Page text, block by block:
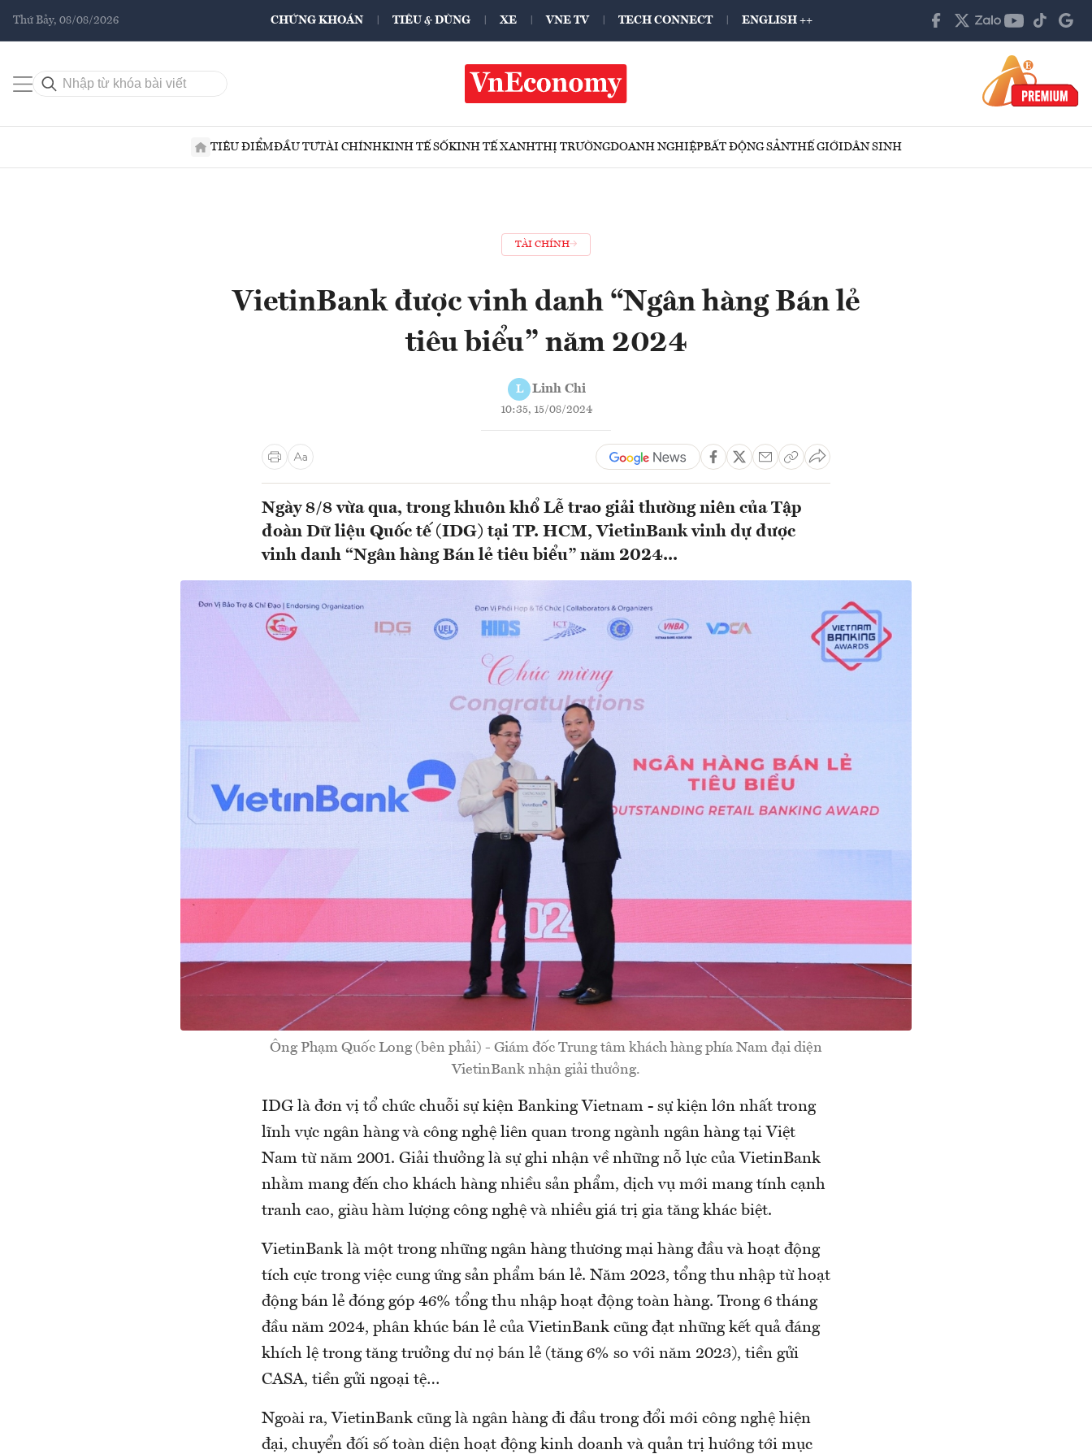
Thứ Bảy, 08/08/2026 CHỨNG KHOÁN TIÊU & DÙNG XE VNE TV TECH CONNECT ENGLISH ++
TIÊU ĐIỂMĐẦU TƯTÀI CHÍNHKINH TẾ SỐKINH TẾ XANHTHỊ TRƯỜNGDOANH NGHIỆPBẤT ĐỘNG SẢNTHẾ GIỚIDÂN SINH
TÀI CHÍNH
VietinBank được vinh danh “Ngân hàng Bán lẻ
tiêu biểu” năm 2024
L Linh Chi
10:35, 15/08/2024
Ngày 8/8 vừa qua, trong khuôn khổ Lễ trao giải thường niên của Tập
đoàn Dữ liệu Quốc tế (IDG) tại TP. HCM, VietinBank vinh dự được
vinh danh “Ngân hàng Bán lẻ tiêu biểu” năm 2024...
Ông Phạm Quốc Long (bên phải) - Giám đốc Trung tâm khách hàng phía Nam đại diện
VietinBank nhận giải thưởng.
IDG là đơn vị tổ chức chuỗi sự kiện Banking Vietnam - sự kiện lớn nhất trong
lĩnh vực ngân hàng và công nghệ liên quan trong ngành ngân hàng tại Việt
Nam từ năm 2001. Giải thưởng là sự ghi nhận về những nỗ lực của VietinBank
nhằm mang đến cho khách hàng nhiều sản phẩm, dịch vụ mới mang tính cạnh
tranh cao, giàu hàm lượng công nghệ và nhiều giá trị gia tăng khác biệt.
VietinBank là một trong những ngân hàng thương mại hàng đầu và hoạt động
tích cực trong việc cung ứng sản phẩm bán lẻ. Năm 2023, tổng thu nhập từ hoạt
động bán lẻ đóng góp 46% tổng thu nhập hoạt động toàn hàng. Trong 6 tháng
đầu năm 2024, phân khúc bán lẻ của VietinBank cũng đạt những kết quả đáng
khích lệ trong tăng trưởng dư nợ bán lẻ (tăng 6% so với năm 2023), tiền gửi
CASA, tiền gửi ngoại tệ…
Ngoài ra, VietinBank cũng là ngân hàng đi đầu trong đổi mới công nghệ hiện
đại, chuyển đối số toàn diện hoạt động kinh doanh và quản trị hướng tới mục